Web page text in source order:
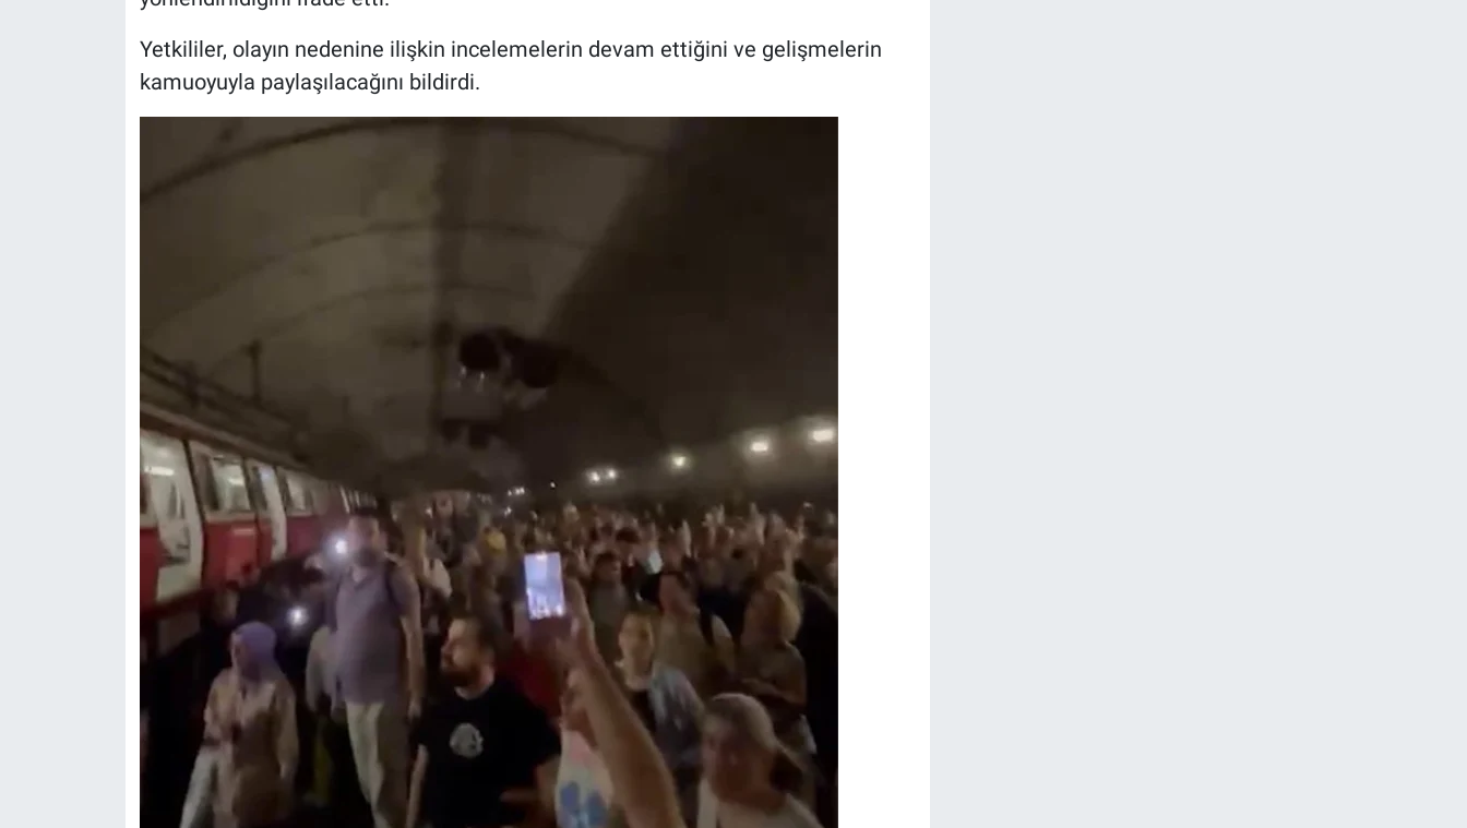
Yetkililer, olayın nedenine ilişkin incelemelerin devam ettiğini ve gelişmelerin
kamuoyuyla paylaşılacağını bildirdi.